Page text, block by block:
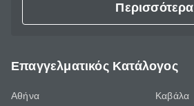
Περισσότερα
Επαγγελματικός Κατάλογος
Αθήνα
Καβάλα